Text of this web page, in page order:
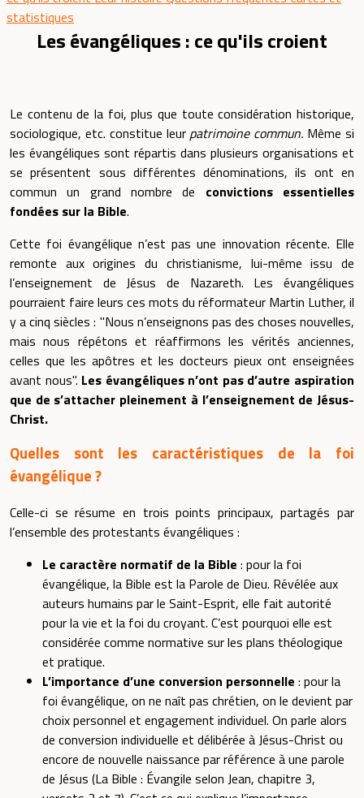
statistiques
Les évangéliques : ce qu'ils croient
Le contenu de la foi, plus que toute considération historique,
sociologique, etc. constitue leur patrimoine commun. Même si
les évangéliques sont répartis dans plusieurs organisations et
se présentent sous différentes dénominations, ils ont en
commun un grand nombre de convictions essentielles
fondées sur la Bible.
Cette foi évangélique n’est pas une innovation récente. Elle
remonte aux origines du christianisme, lui-même issu de
l’enseignement de Jésus de Nazareth. Les évangéliques
pourraient faire leurs ces mots du réformateur Martin Luther, il
y a cinq siècles : "Nous n’enseignons pas des choses nouvelles,
mais nous répétons et réaffirmons les vérités anciennes,
celles que les apôtres et les docteurs pieux ont enseignées
avant nous". Les évangéliques n’ont pas d’autre aspiration
que de s’attacher pleinement à l’enseignement de Jésus-
Christ.
Quelles sont les caractéristiques de la foi
évangélique ?
Celle-ci se résume en trois points principaux, partagés par
l’ensemble des protestants évangéliques :
Le caractère normatif de la Bible : pour la foi
évangélique, la Bible est la Parole de Dieu. Révélée aux
auteurs humains par le Saint-Esprit, elle fait autorité
pour la vie et la foi du croyant. C’est pourquoi elle est
considérée comme normative sur les plans théologique
et pratique.
L’importance d’une conversion personnelle : pour la
foi évangélique, on ne naît pas chrétien, on le devient par
choix personnel et engagement individuel. On parle alors
de conversion individuelle et délibérée à Jésus-Christ ou
encore de nouvelle naissance par référence à une parole
de Jésus (La Bible : Évangile selon Jean, chapitre 3,